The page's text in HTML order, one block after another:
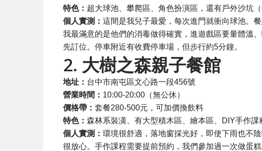
特色： 超大球池、攀爬區、角色扮演區，還有戶外沙坑（
個人實測： 這間是我兒子最愛，每次進門就衝向球池。
我最滿意的是他們的消毒做得確實，進遊戲區要量體溫
先訂位。停車附近有收費停車場，但步行約5分鐘。
2. 大樹之森親子餐館
地址： 台中市南屯區文心路一段456號
營業時間： 10:00-20:00（無公休）
價格帶： 套餐280-500元，可加價換飲料
特色： 森林系裝潢、有大型積木區、繪本區、DIY手作課
個人實測： 環境很舒適，落地窗採光好，即使下雨也不
很放心。手作課程需要提前預約，我們參加過一次做蛋